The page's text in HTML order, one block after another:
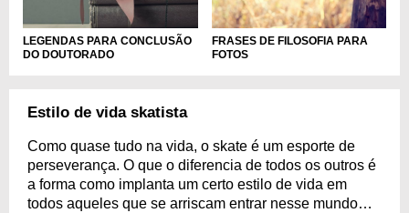
LEGENDAS PARA CONCLUSÃO
DO DOUTORADO
FRASES DE FILOSOFIA PARA
FOTOS
Estilo de vida skatista
Como quase tudo na vida, o skate é um esporte de
perseverança. O que o diferencia de todos os outros é
a forma como implanta um certo estilo de vida em
todos aqueles que se arriscam entrar nesse mundo…